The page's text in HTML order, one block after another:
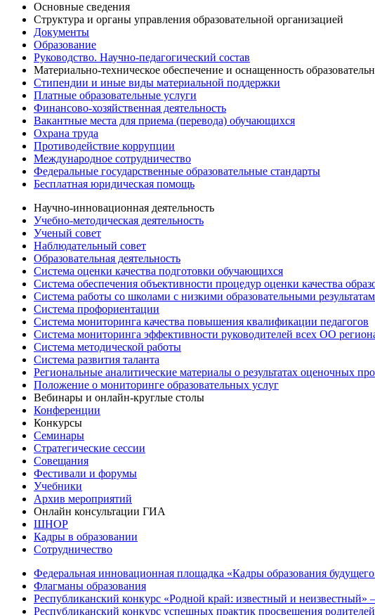
Основные сведения
Структура и органы управления образовательной организацией
Документы
Образование
Руководство. Научно-педагогический состав
Материально-техническое обеспечение и оснащенность
Стипендии и иные виды материальной поддержки
Платные образовательные услуги
Финансово-хозяйственная деятельность
Вакантные места для приема (перевода) обучающихся
Охрана труда
Противодействие коррупции
Международное сотрудничество
Федеральные государственные образовательные стандарты
Бесплатная юридическая помощь
Научно-инновационная деятельность
Учебно-методическая деятельность
Ученый совет
Наблюдательный совет
Образовательная деятельность
Система оценки качества подготовки обучающихся
Система обеспечения объективности процедур оценки качества
Система работы со школами с низкими образовательными
Система профориентации
Система мониторинга качества повышения квалификации педагогов
Система мониторинга эффективности руководителей всех ОО
Система методической работы
Система развития таланта
Региональные аналитические материалы о результатах оценочных
Положение о мониторинге образовательных услуг
Вебинары и онлайн-круглые столы
Конференции
Конкурсы
Семинары
Стратегические сессии
Совещания
Фестивали и форумы
Учебники
Архив мероприятий
Онлайн консультации ГИА
ШНОР
Кадры в образовании
Сотрудничество
Федеральная инновационная площадка «Кадры образования
Флагманы образования
Республиканский конкурс «Родной край: известный и
Республиканский конкурс успешных практик просвещения